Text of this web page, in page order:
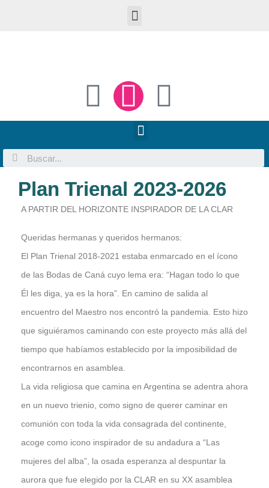
Plan Trienal 2023-2026
A PARTIR DEL HORIZONTE INSPIRADOR DE LA CLAR
Queridas hermanas y queridos hermanos:
El Plan Trienal 2018-2021 estaba enmarcado en el ícono
de las Bodas de Caná cuyo lema era: “Hagan todo lo que
Él les diga, ya es la hora”. En camino de salida al
encuentro del Maestro nos encontró la pandemia. Esto hizo
que siguiéramos caminando con este proyecto más allá del
tiempo que habíamos establecido por la imposibilidad de
encontrarnos en asamblea.
La vida religiosa que camina en Argentina se adentra ahora
en un nuevo trienio, como signo de querer caminar en
comunión con toda la vida consagrada del continente,
acoge como icono inspirador de su andadura a “Las
mujeres del alba”, la osada esperanza al despuntar la
aurora que fue elegido por la CLAR en su XX asamblea